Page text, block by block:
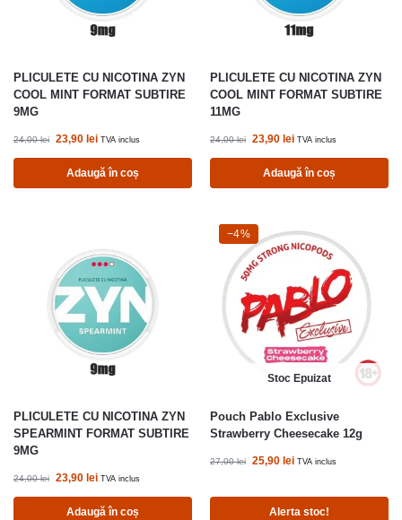
PLICULETE CU NICOTINA ZYN
COOL MINT FORMAT SUBTIRE
9MG
24,00lei 23,90 lei TVA inclus
Adaugă în coș
PLICULETE CU NICOTINA ZYN
COOL MINT FORMAT SUBTIRE
11MG
24,00lei 23,90 lei TVA inclus
Adaugă în coș
PLICULETE CU NICOTINA ZYN
SPEARMINT FORMAT SUBTIRE
9MG
24,00lei 23,90 lei TVA inclus
Adaugă în coș
-4%
Stoc Epuizat
−4%
Pouch Pablo Exclusive
Strawberry Cheesecake 12g
27,00lei 25,90 lei TVA inclus
Alerta stoc!